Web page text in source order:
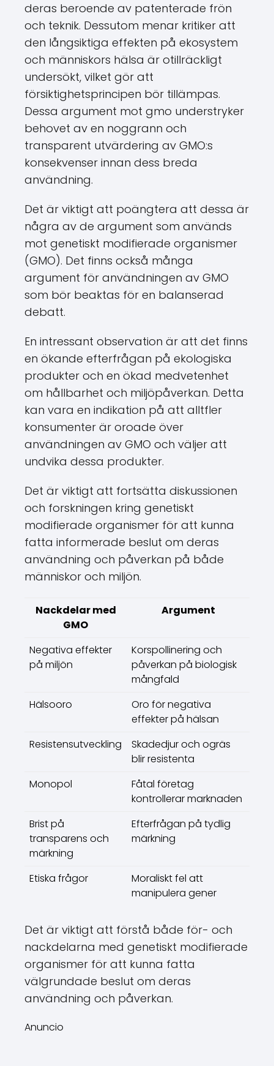
deras beroende av patenterade frön
och teknik. Dessutom menar kritiker att
den långsiktiga effekten på ekosystem
och människors hälsa är otillräckligt
undersökt, vilket gör att
försiktighetsprincipen bör tillämpas.
Dessa argument mot gmo understryker
behovet av en noggrann och
transparent utvärdering av GMO:s
konsekvenser innan dess breda
användning.
Det är viktigt att poängtera att dessa är
några av de argument som används
mot genetiskt modifierade organismer
(GMO). Det finns också många
argument för användningen av GMO
som bör beaktas för en balanserad
debatt.
En intressant observation är att det finns
en ökande efterfrågan på ekologiska
produkter och en ökad medvetenhet
om hållbarhet och miljöpåverkan. Detta
kan vara en indikation på att alltfler
konsumenter är oroade över
användningen av GMO och väljer att
undvika dessa produkter.
Det är viktigt att fortsätta diskussionen
och forskningen kring genetiskt
modifierade organismer för att kunna
fatta informerade beslut om deras
användning och påverkan på både
människor och miljön.
Nackdelar med
GMO
Argument
Negativa effekter
på miljön
Korspollinering och
påverkan på biologisk
mångfald
Hälsooro
Oro för negativa
effekter på hälsan
Resistensutveckling
Skadedjur och ogräs
blir resistenta
Monopol
Fåtal företag
kontrollerar marknaden
Brist på
transparens och
märkning
Efterfrågan på tydlig
märkning
Etiska frågor
Moraliskt fel att
manipulera gener
Det är viktigt att förstå både för- och
nackdelarna med genetiskt modifierade
organismer för att kunna fatta
välgrundade beslut om deras
användning och påverkan.
Anuncio